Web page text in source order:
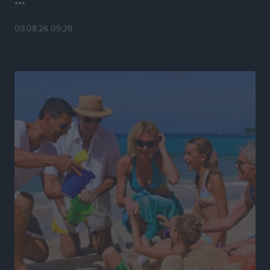
Ο Πελεκάνος, οι ανεμογεννήτριες και μια κοινότητα
Η Ρόδος περιμένει και οι θεσμοί της λογομαχούν
Δημο-Κρίσεις πριν 22 ώρες
Τα Γλυπτά του Παρθενώνα ως προσωπικό δώρο στον
Δημο-Κρίσεις• πριν 22 ώρες
Το στενό της Κρεμαστής μπήκε στη λίστα των 7
θαυμάτων της αναμονής
Δημο-Κρίσεις • πριν 22 ώρες
09.08.26 09:28